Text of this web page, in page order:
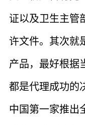
证以及卫生主管
许文件。其次就
产品，最好根据
都是代理成功的
中国第一家推出